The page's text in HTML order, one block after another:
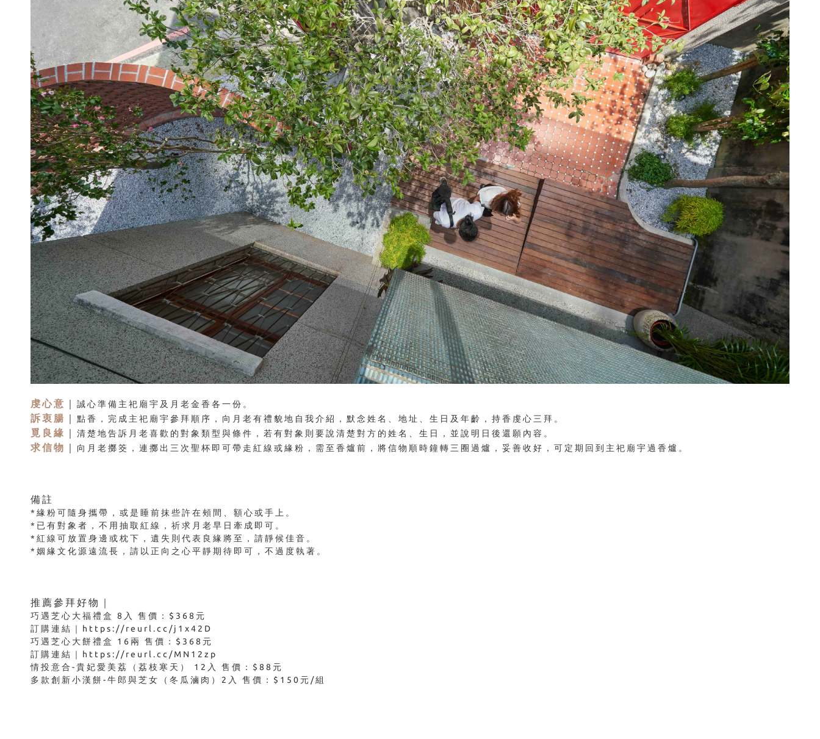
虔心意 ｜ 誠心準備主祀廟宇及月老金香各一份。
訴衷腸 ｜ 點香，完成主祀廟宇參拜順序，向月老有禮貌地自我介紹，默念姓名、地址、生日及年齡，持香虔心三拜。
覓良緣 ｜ 清楚地告訴月老喜歡的對象類型與條件，若有對象則要說清楚對方的姓名、生日，並說明日後還願內容。
求信物 ｜ 向月老擲筊，連擲出三次聖杯即可帶走紅線或緣粉，需至香爐前，將信物順時鐘轉三圈過爐，妥善收好，可定期回到主祀廟宇過香爐。
備註
*緣粉可隨身攜帶，或是睡前抹些許在頰間、額心或手上。
*已有對象者，不用抽取紅線，祈求月老早日牽成即可。
*紅線可放置身邊或枕下，遺失則代表良緣將至，請靜候佳音。
*姻緣文化源遠流長，請以正向之心平靜期待即可，不過度執著。
推薦參拜好物｜
巧遇芝心大福禮盒 8入 售價：$368元
訂購連結｜https://reurl.cc/j1x42D
巧遇芝心大餅禮盒 16兩 售價：$368元
訂購連結｜https://reurl.cc/MN12zp
情投意合-貴妃愛美荔（荔枝寒天） 12入 售價：$88元
多款創新小漢餅-牛郎與芝女（冬瓜滷肉）2入 售價：$150元/組